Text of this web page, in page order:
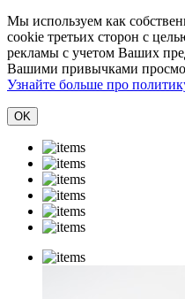
Мы используем как
cookie третьих сторон с
рекламы с учетом Ваших
Вашими привычками
Узнайте больше про
ОK